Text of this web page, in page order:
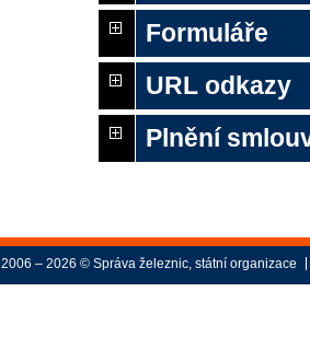
Formuláře
URL odkazy
Plnění
2006 – 2026 © Správa železnic, státní organizace